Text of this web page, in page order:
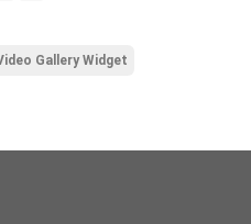
Gallery Widget